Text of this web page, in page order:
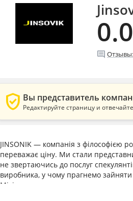
0.0
comment Отзывы:
verified_user Вы представитель
Редактируйте страницу и
JINSONIK — компанія з філософією
переважає ціну. Ми стали
не звертаючись до послуг
виробника, у чому прагнемо зайняти
Місія:
Ми хочемо зміцнитися у свідомості